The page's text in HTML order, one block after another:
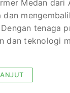
Medan dari
dan
tenaga
dan teknologi